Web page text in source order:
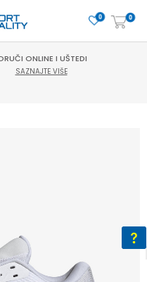
0
0
I UŠTEDI
VIŠE